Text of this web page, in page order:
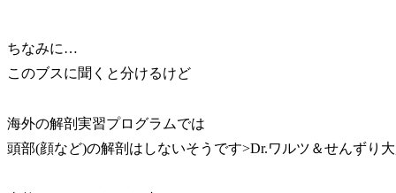
ちなみに…
このブスに聞くと分けるけど
海外の解剖実習プログラムでは
頭部(顔など)の解剖はしないそうです>Dr.ワルツ＆せんずり大